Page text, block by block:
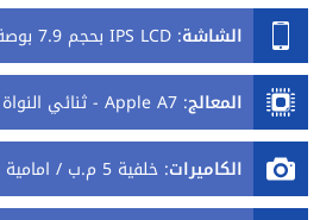
الشاشة: IPS LCD بحجم 7.9 بوصة بدقة 1536p
المعالج: Apple A7 - ثنائي النواة - 28 نانومتر
الكاميرات: خلفية 5 م.ب / امامية 1.2 م.ب